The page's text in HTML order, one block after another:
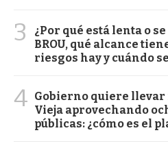
3
¿Por qué está lenta o
BROU, qué alcance
riesgos hay y cuándo
4 Gobierno quiere
Vieja aprovechando
públicas: ¿cómo es el